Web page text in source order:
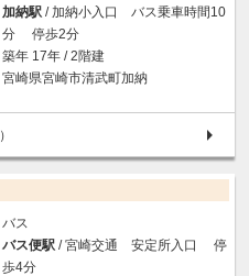
加納駅 / 加納小入口 バス乗車時間10
分 停歩2分
築年 17年 / 2階建
宮崎県宮崎市清武町加納
）
バス
バス便駅 / 宮崎交通 安定所入口 停
歩4分